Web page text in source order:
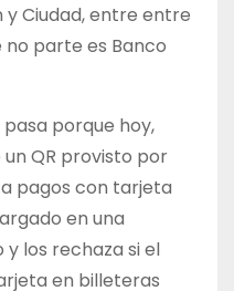
y Ciudad, entre entre
parte es Banco
porque hoy,
QR provisto por
pagos con tarjeta
en una
los rechaza si el
en billeteras